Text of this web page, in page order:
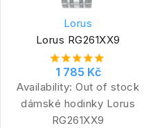
Lorus
Lorus RG261XX9
1 785 Kč
Availability: Out of stock
dámské hodinky Lorus
RG261XX9